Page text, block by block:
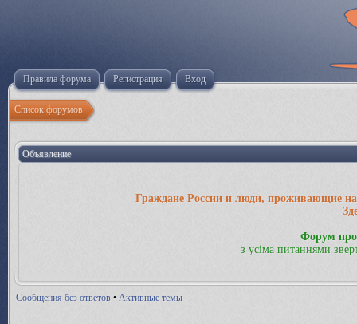
Правила форума Регистрация Вход
Список форумов
Объявление
Граждане России и люди, проживающие на
Форум
з усіма питаннями
Сообщения без ответов • Активные темы